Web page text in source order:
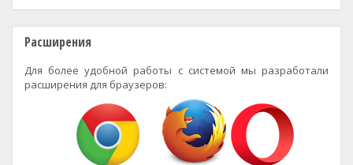
Расширения
Для более удобной работы с системой мы разработали
расширения для браузеров: